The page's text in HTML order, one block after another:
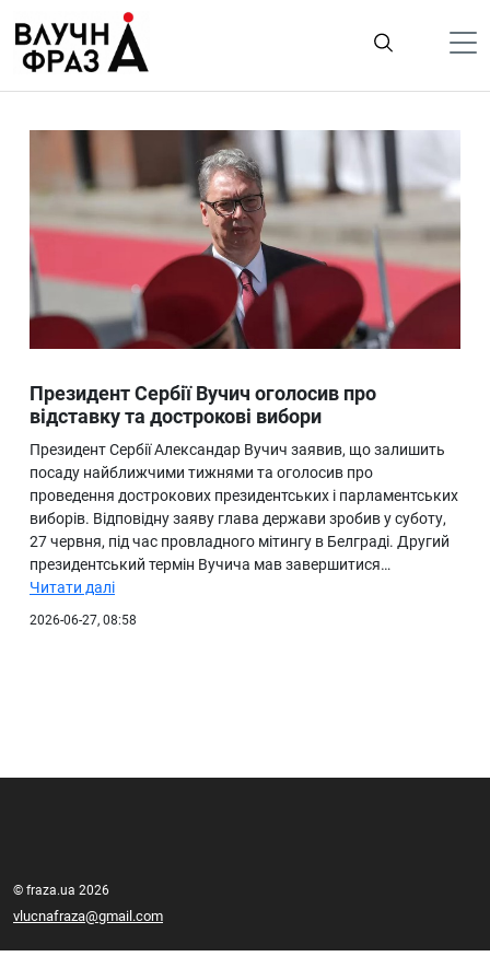
содержимому
Гроші
Життя
Лайфстайл
ТехноНаука
Людина
Ukraine
Про нас
Президент Сербії Вучич оголосив про
відставку та дострокові вибори
Президент Сербії Александар Вучич заявив, що залишить
посаду найближчими тижнями та оголосив про
проведення дострокових президентських і парламентських
виборів. Відповідну заяву глава держави зробив у суботу,
27 червня, під час провладного мітингу в Белграді. Другий
президентський термін Вучича мав завершитися…
Читати далі
2026-06-27, 08:58
© fraza.ua 2026
vlucnafraza@gmail.com